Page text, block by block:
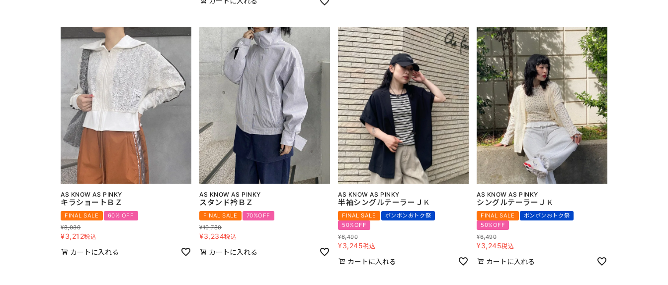
AS KNOW AS PINKY
キラショートＢＺ
FINAL SALE
60% OFF
¥8,030
¥3,212税込
カートに入れる
AS KNOW AS PINKY
スタンド衿ＢＺ
FINAL SALE
70%OFF
¥10,780
¥3,234税込
カートに入れる
AS KNOW AS PINKY
半袖シングルテーラーＪＫ
FINAL SALE
ボンボンおトク祭
50%OFF
¥6,490
¥3,245税込
カートに入れる
AS KNOW AS PINKY
シングルテーラーＪＫ
FINAL SALE
ボンボンおトク祭
50%OFF
¥6,490
¥3,245税込
カートに入れる